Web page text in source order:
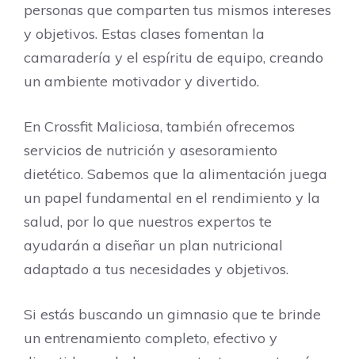
personas que comparten tus mismos intereses
y objetivos. Estas clases fomentan la
camaradería y el espíritu de equipo, creando
un ambiente motivador y divertido.
En Crossfit Maliciosa, también ofrecemos
servicios de nutrición y asesoramiento
dietético. Sabemos que la alimentación juega
un papel fundamental en el rendimiento y la
salud, por lo que nuestros expertos te
ayudarán a diseñar un plan nutricional
adaptado a tus necesidades y objetivos.
Si estás buscando un gimnasio que te brinde
un entrenamiento completo, efectivo y